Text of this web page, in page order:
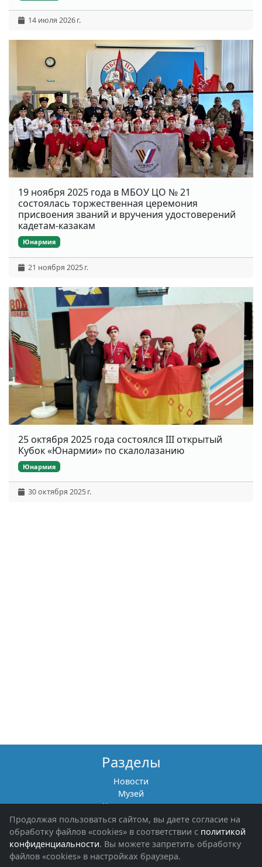
14 июля 2026 г.
19 ноября 2025 года в МБОУ ЦО № 21
состоялась торжественная церемония
присвоения званий и вручения удостоверений
кадетам-казакам
Юнармия
21 ноября 2025 г.
25 октября 2025 года состоялся III открытый
Кубок «Юнармии» по скалолазанию
Юнармия
30 октября 2025 г.
Разделы
Новости
Музей
Книги памяти
Фотоальбомы
Обращения граждан
Помощь участникам СВО и их семьям
Продолжая пользоваться сайтом, вы даете согласие на
обработку файлов «cookies» в соответствии с политикой
конфиденциальности. Вы можете запретить обработку
файлов «cookies» в настройках браузера.